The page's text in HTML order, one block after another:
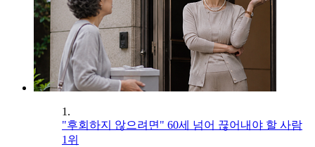
1.
"후회하지 않으려면" 60세 넘어 끊어내야 할 사람
1위